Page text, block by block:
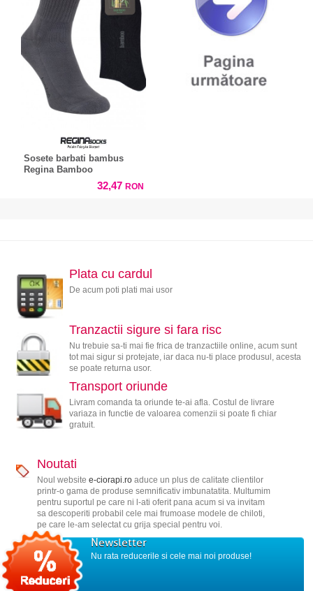
Sosete barbati bambus
Regina Bamboo
32,47 RON
Plata cu cardul
De acum poti plati mai usor
Tranzactii sigure si fara risc
Nu trebuie sa-ti mai fie frica de tranzactiile online, acum sunt
tot mai sigur si protejate, iar daca nu-ti place produsul, acesta
se poate returna usor.
Transport oriunde
Livram comanda ta oriunde te-ai afla. Costul de livrare
variaza in functie de valoarea comenzii si poate fi chiar
gratuit.
Noutati
Noul website e-ciorapi.roaduce un plus de calitate clientilor
printr-o gama de produse semnificativ imbunatatita. Multumim
pentru suportul pe care ni l-ati oferit pana acum si va invitam
sa descoperiti probabil cele mai frumoase modele de chiloti,
pe care le-am selectat cu grija special pentru voi.
Newsletter
Nu rata reducerile si cele mai noi produse!